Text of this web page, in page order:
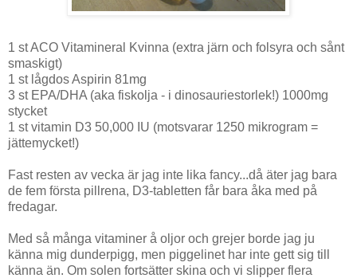
1 st ACO Vitamineral Kvinna (extra järn och folsyra och sånt
smaskigt)
1 st lågdos Aspirin 81mg
3 st EPA/DHA (aka fiskolja - i dinosauriestorlek!) 1000mg
stycket
1 st vitamin D3 50,000 IU (motsvarar 1250 mikrogram =
jättemycket!)
Fast resten av vecka är jag inte lika fancy...då äter jag bara
de fem första pillrena, D3-tabletten får bara åka med på
fredagar.
Med så många vitaminer å oljor och grejer borde jag ju
känna mig dunderpigg, men piggelinet har inte gett sig till
känna än. Om solen fortsätter skina och vi slipper flera